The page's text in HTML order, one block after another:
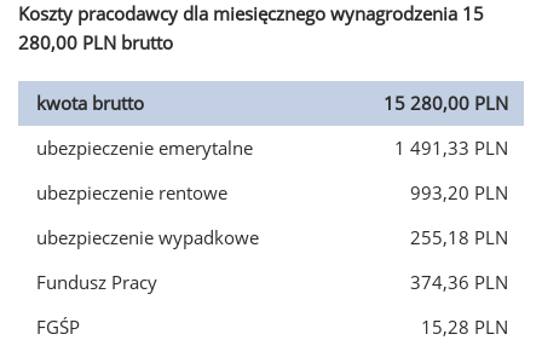
Koszty pracodawcy dla miesięcznego wynagrodzenia 15
280,00 PLN brutto
kwota brutto
15 280,00 PLN
ubezpieczenie emerytalne
1 491,33 PLN
ubezpieczenie rentowe
993,20 PLN
ubezpieczenie wypadkowe
255,18 PLN
Fundusz Pracy
374,36 PLN
FGŚP
15,28 PLN